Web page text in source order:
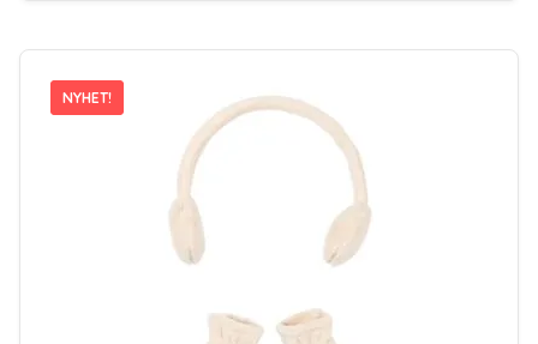
NYHET!
NYHET!